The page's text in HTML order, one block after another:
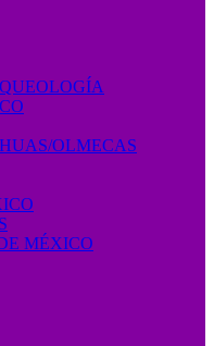
OLMECAS
MÉXICO